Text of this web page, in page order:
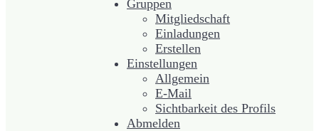
Gruppen
Mitgliedschaft
Einladungen
Erstellen
Einstellungen
Allgemein
E-Mail
Sichtbarkeit des Profils
Abmelden